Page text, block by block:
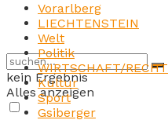
kein Ergebnis
Alles anzeigen
Vorarlberg
LIECHTENSTEIN
Welt
Politik
WIRTSCHAFT/RECHT
Kultur
Sport
Gsiberger